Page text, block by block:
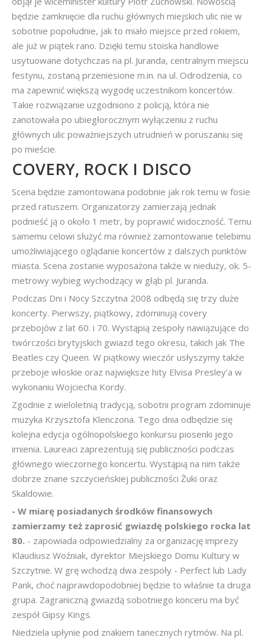
będzie zamknięcie dla ruchu głównych miejskich ulic nie w
sobotnie popołudnie, jak to miało miejsce przed rokiem,
ale już w piątek rano. Dzięki temu stoiska handlowe
usytuowane dotychczas na pl. Juranda, centralnym miejscu
festynu, zostaną przeniesione m.in. na ul. Odrodzenia, co
ma zapewnić większą wygodę uczestnikom koncertów.
Takie rozwiązanie uzgodniono z policją, która nie
zanotowała po ubiegłorocznym wyłączeniu z ruchu
głównych ulic poważniejszych utrudnień w poruszaniu się
po mieście.
COVERY, ROCK I DISCO
Scena będzie zamontowana podobnie jak rok temu w fosie
przed ratuszem. Organizatorzy zamierzają jednak
podnieść ją o około 1 metr, by poprawić widoczność. Temu
samemu celowi służyć ma również zamontowanie telebimu
umożliwiającego oglądanie koncertów z dalszych punktów
miasta. Scena zostanie wyposażona także w nieduży, ok. 5-
metrowy wybieg wychodzący w głąb pl. Juranda.
Podczas Dni i Nocy Szczytna 2008 odbędą się trzy duże
koncerty. Pierwszy, piątkowy, zdominują covery
przebojów z lat 60. i 70. Wystąpią zespoły nawiązujące do
twórczości brytyjskich gwiazd tego okresu, takich jak The
Beatles czy Queen. W piątkowy wieczór usłyszymy także
przeboje włoskie oraz największe hity Elvisa Presley’a w
wykonaniu Wojciecha Kordy.
Zgodnie z wieloletnią tradycją, sobotni program zdominuje
muzyka Krzysztofa Klenczona. Tego dnia odbędzie się
kolejna edycja ogólnopolskiego konkursu piosenki jego
imienia. Laureaci zaprezentują się publiczności podczas
głównego wieczornego koncertu. Wystąpią na nim także
dobrze znane szczycieńskiej publiczności Żuki oraz
Skaldowie.
- W miarę posiadanych środków finansowych
zamierzamy też zaprosić gwiazdę polskiego rocka lat
80. - zapowiada odpowiedzialny za organizację imprezy
Klaudiusz Woźniak, dyrektor Miejskiego Domu Kultury w
Szczytnie. W grę wchodzą dwa zespoły - Perfect lub Lady
Pank, choć najprawdopodobniej będzie to właśnie ta druga
grupa. Zagraniczną gwiazdą sobotniego konceru ma być
zespół Gipsy Kings.
Niedziela upłynie pod znakiem tanecznych rytmów. Na pl.